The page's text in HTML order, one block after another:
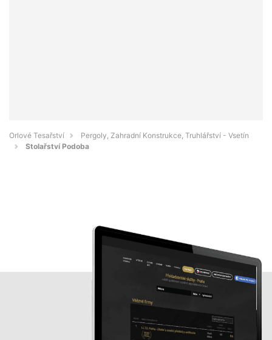
Orlové Tesařství
Pergoly, Zahradní Konstrukce, Truhlářství - Vsetín
Stolařství Podoba